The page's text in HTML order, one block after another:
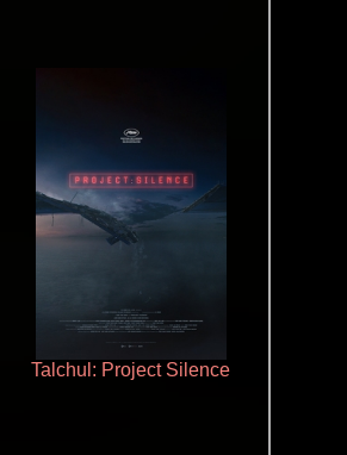
Talchul: Project Silence